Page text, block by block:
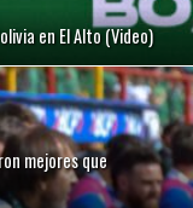
en El Alto (Video)
mejores que